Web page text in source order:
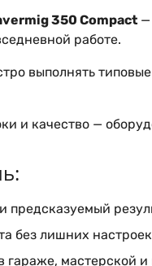
350 Compact —
работе.
выполнять
и качество —
предсказуемый
без лишних
гараже, мастерской и